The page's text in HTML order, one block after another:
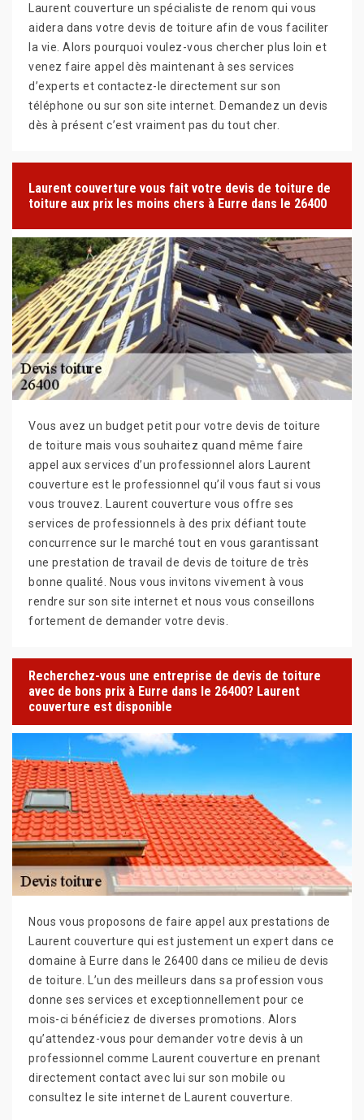
Laurent couverture un spécialiste de renom qui vous
aidera dans votre devis de toiture afin de vous faciliter
la vie. Alors pourquoi voulez-vous chercher plus loin et
venez faire appel dès maintenant à ses services
d’experts et contactez-le directement sur son
téléphone ou sur son site internet. Demandez un devis
dès à présent c’est vraiment pas du tout cher.
Laurent couverture vous fait votre devis de toiture de
toiture aux prix les moins chers à Eurre dans le 26400
Vous avez un budget petit pour votre devis de toiture
de toiture mais vous souhaitez quand même faire
appel aux services d’un professionnel alors Laurent
couverture est le professionnel qu’il vous faut si vous
vous trouvez. Laurent couverture vous offre ses
services de professionnels à des prix défiant toute
concurrence sur le marché tout en vous garantissant
une prestation de travail de devis de toiture de très
bonne qualité. Nous vous invitons vivement à vous
rendre sur son site internet et nous vous conseillons
fortement de demander votre devis.
Recherchez-vous une entreprise de devis de toiture
avec de bons prix à Eurre dans le 26400? Laurent
couverture est disponible
Nous vous proposons de faire appel aux prestations de
Laurent couverture qui est justement un expert dans ce
domaine à Eurre dans le 26400 dans ce milieu de devis
de toiture. L’un des meilleurs dans sa profession vous
donne ses services et exceptionnellement pour ce
mois-ci bénéficiez de diverses promotions. Alors
qu’attendez-vous pour demander votre devis à un
professionnel comme Laurent couverture en prenant
directement contact avec lui sur son mobile ou
consultez le site internet de Laurent couverture.